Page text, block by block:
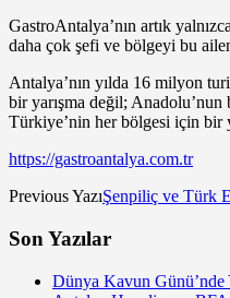
GastroAntalya’nın artık
daha çok şefi ve bölgeyi bu
Antalya’nın yılda 16 milyon
bir yarışma değil;
Türkiye’nin her bölgesi için bir
https://gastroantalya.com.tr
Previous YazıŞenpiliç ve Türk
Son Yazılar
Dünya Kavun Günü’nde